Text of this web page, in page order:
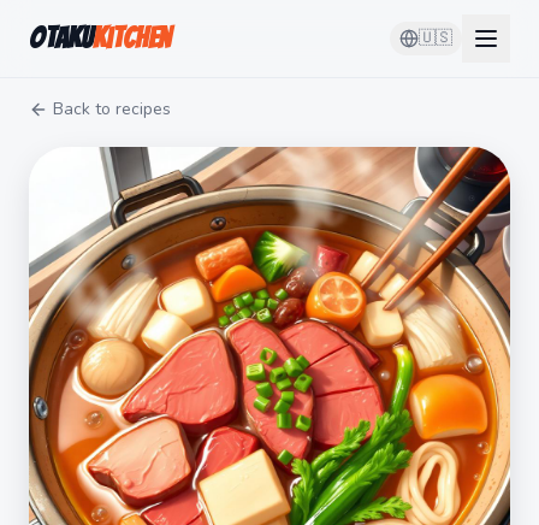
OtakuKitchen 🇺🇸
Back to recipes